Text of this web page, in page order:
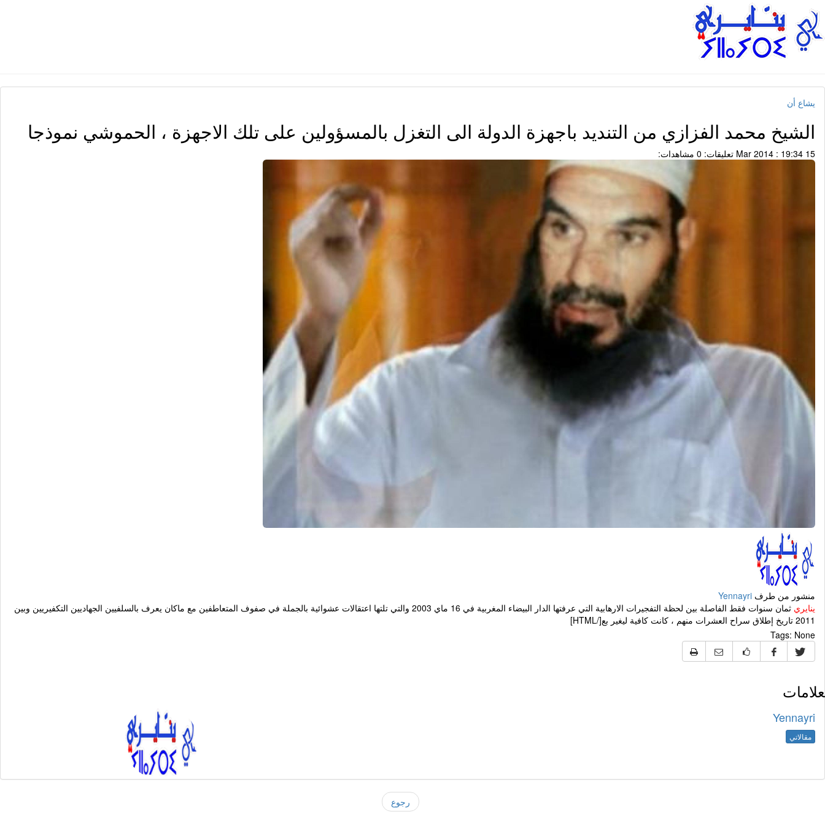
يشاع أن
الشيخ محمد الفزازي من التنديد باجهزة الدولة الى التغزل بالمسؤولين على تلك الاجهزة ، الحموشي نموذجا
15 Mar 2014 : 19:34 تعليقات: 0 مشاهدات:
منشور من طرف Yennayri
ينايري
ثمان سنوات فقط الفاصلة بين لحظة التفجيرات الارهابية التي عرفتها الدار البيضاء المغربية في 16 ماي 2003 والتي تلتها اعتقالات عشوائية بالجملة في صفوف المتعاطفين مع ماكان يعرف بالسلفيين الجهاديين التكفيريين وبين
2011 تاريخ إطلاق سراح العشرات منهم ، كانت كافية ليغير بع[/HTML]
Tags: None
Yennayri
مقالاتي
رجوع